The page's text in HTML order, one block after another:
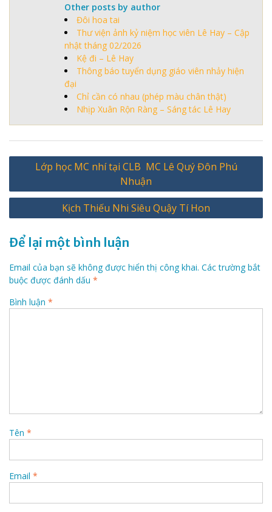
Other posts by author
Đôi hoa tai
Thư viện ảnh kỷ niệm học viên Lê Hay – Cập
nhật tháng 02/2026
Kệ đi – Lê Hay
Thông báo tuyển dụng giáo viên nhảy hiện
đại
Chỉ cần có nhau (phép màu chân thật)
Nhịp Xuân Rộn Ràng – Sáng tác Lê Hay
Điều
bài
Lớp học MC nhí tại CLB MC Lê Quý Đôn Phú
Nhuận
Kịch Thiếu Nhi Siêu Quậy Tí Hon
Để lại một bình luận
Email của bạn sẽ không được hiển thị công khai. Các trường bắt
buộc được đánh dấu *
Bình luận *
Tên *
Email *